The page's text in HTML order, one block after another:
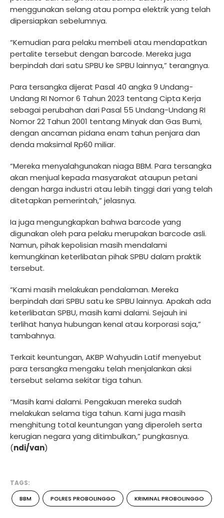
menggunakan selang atau pompa elektrik yang telah
dipersiapkan sebelumnya.
“Kemudian para pelaku membeli atau mendapatkan
pertalite tersebut dengan barcode. Mereka juga
berpindah dari satu SPBU ke SPBU lainnya,” terangnya.
Para tersangka dijerat Pasal 40 angka 9 Undang-
Undang RI Nomor 6 Tahun 2023 tentang Cipta Kerja
sebagai perubahan dari Pasal 55 Undang-Undang RI
Nomor 22 Tahun 2001 tentang Minyak dan Gas Bumi,
dengan ancaman pidana enam tahun penjara dan
denda maksimal Rp60 miliar.
“Mereka menyalahgunakan niaga BBM. Para tersangka
akan menjual kepada masyarakat ataupun petani
dengan harga industri atau lebih tinggi dari yang telah
ditetapkan pemerintah,” jelasnya.
Ia juga mengungkapkan bahwa barcode yang
digunakan oleh para pelaku merupakan barcode asli.
Namun, pihak kepolisian masih mendalami
kemungkinan keterlibatan pihak SPBU dalam praktik
tersebut.
“Kami masih melakukan pendalaman. Mereka
berpindah dari SPBU satu ke SPBU lainnya. Apakah ada
keterlibatan SPBU, masih kami dalami. Sejauh ini
terlihat hanya hubungan kenal atau korporasi saja,”
tambahnya.
Terkait keuntungan, AKBP Wahyudin Latif menyebut
para tersangka mengaku telah menjalankan aksi
tersebut selama sekitar tiga tahun.
“Masih kami dalami. Pengakuan mereka sudah
melakukan selama tiga tahun. Kami juga masih
menghitung total keuntungan yang diperoleh serta
kerugian negara yang ditimbulkan,” pungkasnya.
(ndi/van)
TAGS:
BBM POLRES PROBOLINGGO KRIMINAL PROBOLINGGO